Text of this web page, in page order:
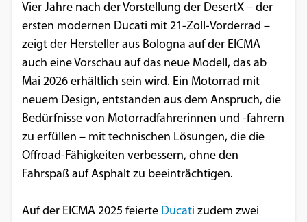
Vier Jahre nach der Vorstellung der DesertX – der
ersten modernen Ducati mit 21-Zoll-Vorderrad –
zeigt der Hersteller aus Bologna auf der EICMA
auch eine Vorschau auf das neue Modell, das ab
Mai 2026 erhältlich sein wird. Ein Motorrad mit
neuem Design, entstanden aus dem Anspruch, die
Bedürfnisse von Motorradfahrerinnen und -fahrern
zu erfüllen – mit technischen Lösungen, die die
Offroad-Fähigkeiten verbessern, ohne den
Fahrspaß auf Asphalt zu beeinträchtigen.
Auf der EICMA 2025 feierte Ducati zudem zwei
Vimeo
Google Maps
Anbieter:
Google